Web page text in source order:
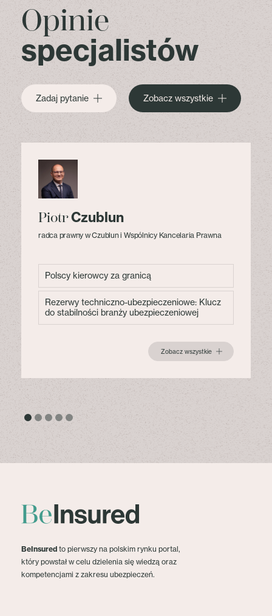
Opinie
specjalistów
Zadaj pytanie Zobacz wszystkie
PiotrCzublun
radca prawny w Czublun i Wspólnicy Kancelaria Prawna
Polscy kierowcy za granicą
Rezerwy techniczno-ubezpieczeniowe: Klucz
do stabilności branży ubezpieczeniowej
Zobacz wszystkie
BeInsured to pierwszy na polskim rynku portal,
który powstał w celu dzielenia się wiedzą oraz
kompetencjami z zakresu ubezpieczeń.